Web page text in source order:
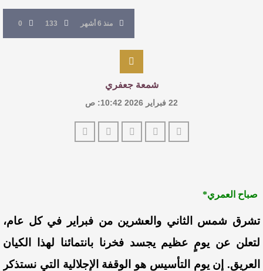
منذ 6 أشهر 133
0
شمعة جعفري
22 فبراير 2026 10:42: ص
صباح العمري*
​تشرق شمس الثاني والعشرين من فبراير في كل عام،
لتعلن عن يومٍ عظيم يجسد فخرنا بانتمائنا لهذا الكيان
العريق. إن يوم التأسيس هو الوقفة الإجلالية التي نستذكر